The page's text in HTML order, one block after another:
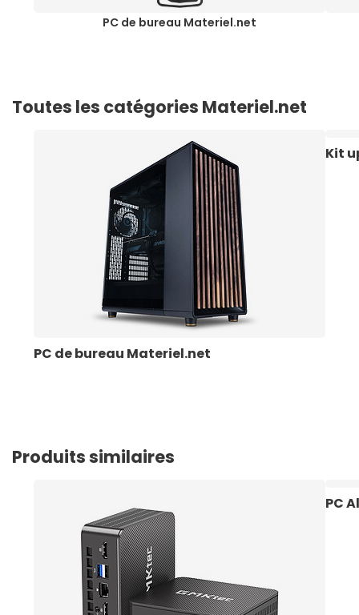
PC de bureau Materiel.net
Toutes les catégories Materiel.net
PC de bureau Materiel.net
Kit
Produits similaires
PC